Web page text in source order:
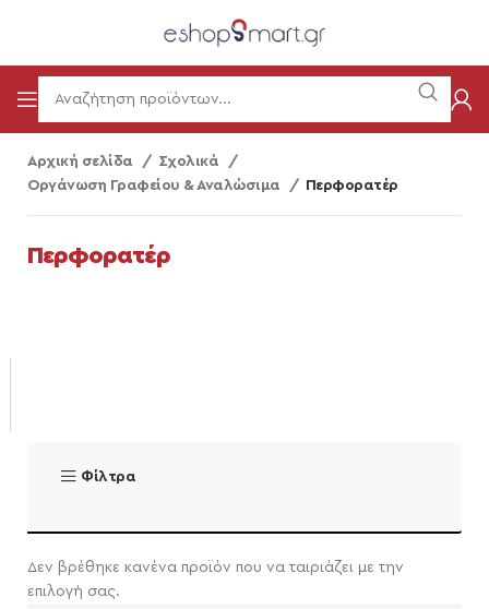
Αρχική σελίδα
Σχολικά
Οργάνωση Γραφείου & Αναλώσιμα
Περφορατέρ
Περφορατέρ
Φίλτρα
Δεν βρέθηκε κανένα προϊόν που να ταιριάζει με την
επιλογή σας.